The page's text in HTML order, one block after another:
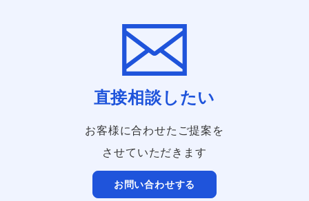
直接相談したい
お客様に合わせたご提案を
させていただきます
お問い合わせする